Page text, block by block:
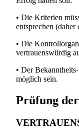
• Die Kriterien
entsprechen
• Die
vertrauenswürdig
• Der
möglich sein.
Prüfung